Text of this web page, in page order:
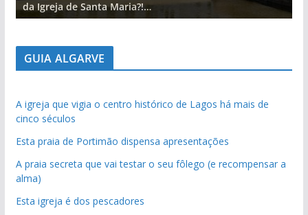
da Igreja de Santa Maria?!…
GUIA ALGARVE
A igreja que vigia o centro histórico de Lagos há mais de
cinco séculos
Esta praia de Portimão dispensa apresentações
A praia secreta que vai testar o seu fôlego (e recompensar a
alma)
Esta igreja é dos pescadores